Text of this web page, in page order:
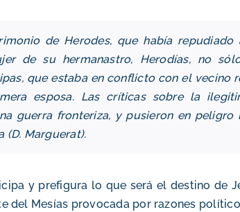
de Herodes, que había repudiado
de su hermanastro, Herodías, no
que estaba en conflicto con el vecino
esposa. Las críticas sobre la
guerra fronteriza, y pusieron en peligro
Marguerat).
y prefigura lo que será el destino de
del Mesías provocada por razones